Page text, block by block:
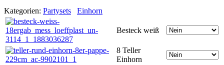
Kategorien: Partysets Einhorn
Besteck weiß
8 Teller
Einhorn